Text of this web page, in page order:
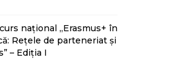
național „Erasmus+ în
Rețele de parteneriat și
– Ediția I